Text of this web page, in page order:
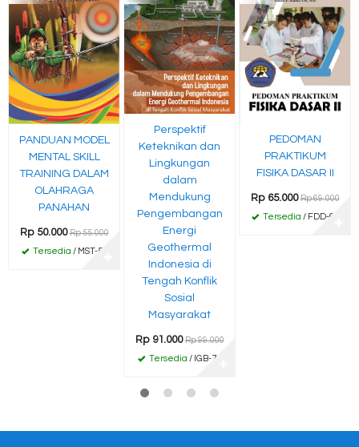
PANDUAN MODEL
MENTAL SKILL
TRAINING DALAM
OLAHRAGA
PANAHAN
Rp 50.000 Rp 55.000
Tersedia / MST-55
Perspektif
Keteknikan dan
Lingkungan
dalam
Mendukung
Pengembangan
Energi
Geothermal
Indonesia di
Tengah Konflik
Sosial
Masyarakat
Rp 91.000 Rp 99.000
Tersedia / IGB-74
PEDOMAN
PRAKTIKUM
FISIKA DASAR II
Rp 65.000 Rp 69.000
Tersedia / FDD-69